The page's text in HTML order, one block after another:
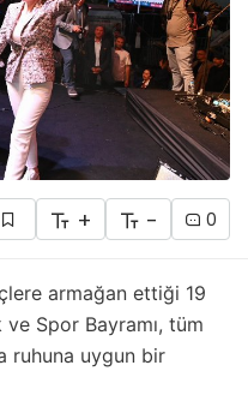
+ - 0
armağan ettiği 19
ve Spor Bayramı, tüm
ruhuna uygun bir